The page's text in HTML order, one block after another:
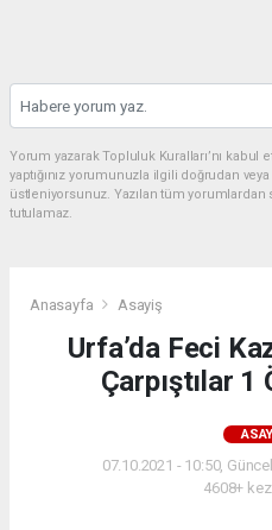
Yorum yazarak Topluluk Kuralları’nı
yaptığınız yorumunuzla ilgili doğrudan
üstleniyorsunuz. Yazılan tüm
tutulamaz.
Anasayfa Asayiş
Urfa’da Feci
Çarpıştılar 1
07.10.2021 - 10:50,
4608+